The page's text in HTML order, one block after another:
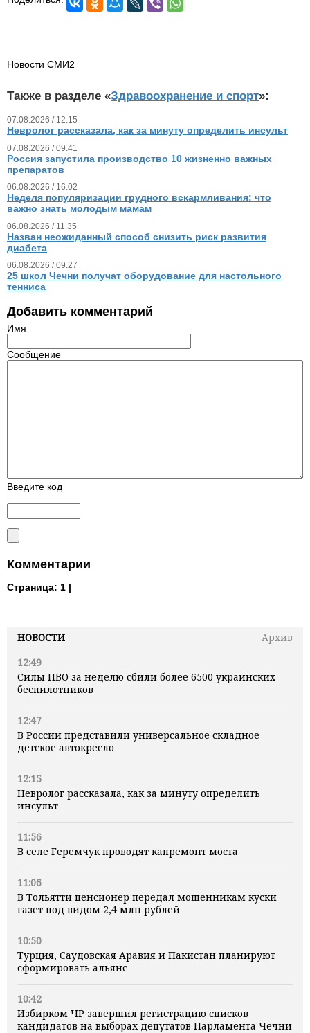
НОВОСТИ
Архив
12:49
Силы ПВО за неделю сбили более 6500 украинских
беспилотников
12:47
В России представили универсальное складное
детское автокресло
12:15
Невролог рассказала, как за минуту определить
инсульт
11:56
В селе Геремчук проводят капремонт моста
11:06
В Тольятти пенсионер передал мошенникам куски
газет под видом 2,4 млн рублей
10:50
Турция, Саудовская Аравия и Пакистан планируют
сформировать альянс
10:42
Избирком ЧР завершил регистрацию списков
кандидатов на выборах депутатов Парламента Чечни
Новости СМИ2
Также в разделе «Здравоохранение и спорт»:
07.08.2026 / 12.15
Невролог рассказала, как за минуту определить инсульт
07.08.2026 / 09.41
Россия запустила производство 10 жизненно важных
препаратов
06.08.2026 / 16.02
Неделя популяризации грудного вскармливания: что
важно знать молодым мамам
06.08.2026 / 11.35
Назван неожиданный способ снизить риск развития
диабета
06.08.2026 / 09.27
25 школ Чечни получат оборудование для настольного
тенниса
Добавить комментарий
Имя
Сообщение
Введите код
Комментарии
Страница: 1 |